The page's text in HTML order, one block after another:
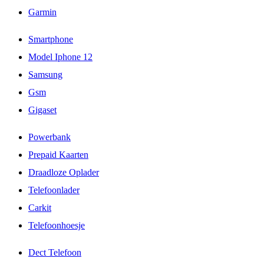
Garmin
Smartphone
Model Iphone 12
Samsung
Gsm
Gigaset
Powerbank
Prepaid Kaarten
Draadloze Oplader
Telefoonlader
Carkit
Telefoonhoesje
Dect Telefoon